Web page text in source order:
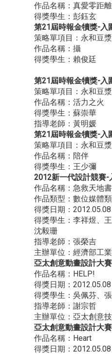
作品名稱：真愛零距離
得獎學生：彭鈺玄
第21屆時報金犢獎-入
策略單項目：永和豆
作品名稱：攝
得獎學生：賴俊廷
第21屆時報金犢獎-入
策略單項目：永和豆
作品名稱：活力之火
得獎學生：蘇崇華
指導老師：黃明媛
第21屆時報金犢獎-入
策略單項目：永和豆
作品名稱：陪伴
得獎學生：王少彌
2012新一代設計競賽-
作品名稱：急救天地書
作品類型：數位媒體類
得獎日期：2012.05.08
得獎學生：李祥煜、
沈毅珊
指導老師：張榮吉
主辦單位：經濟部工
亞太創意動畫設計大
作品名稱：HELP!
得獎日期：2012.05.08
得獎學生：吳佩芬、
指導老師：謝宗哲
主辦單位：亞太創意
亞太創意動畫設計大
作品名稱：Heart
得獎日期：2012.05.08